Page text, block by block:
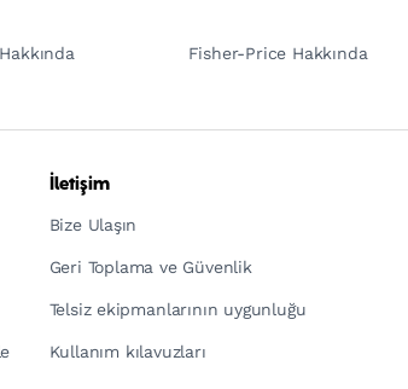
Fisher-Price Hakkında
İletişim
Bize Ulaşın
Geri Toplama ve Güvenlik
Telsiz ekipmanlarının uygunluğu
Kullanım kılavuzları